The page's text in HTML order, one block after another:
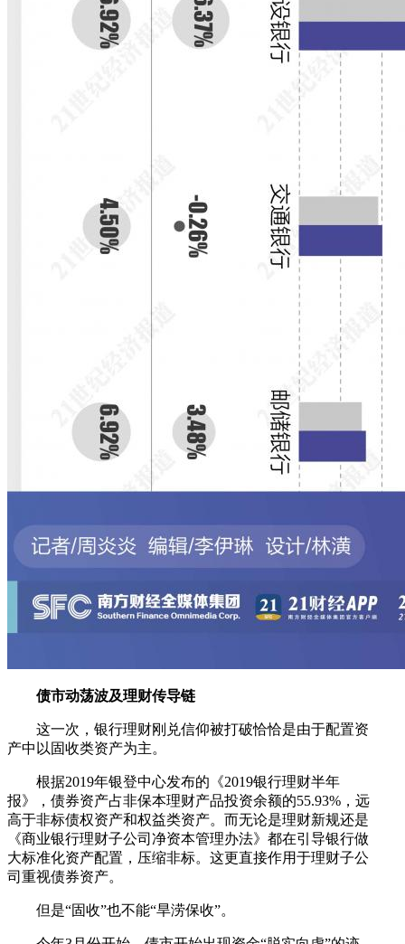
债市动荡波及理财传导链
这一次，银行理财刚兑信仰被打破恰恰是由于配置资
产中以固收类资产为主。
根据2019年银登中心发布的《2019银行理财半年
报》，债券资产占非保本理财产品投资余额的55.93%，远
高于非标债权资产和权益类资产。而无论是理财新规还是
《商业银行理财子公司净资本管理办法》都在引导银行做
大标准化资产配置，压缩非标。这更直接作用于理财子公
司重视债券资产。
但是“固收”也不能“旱涝保收”。